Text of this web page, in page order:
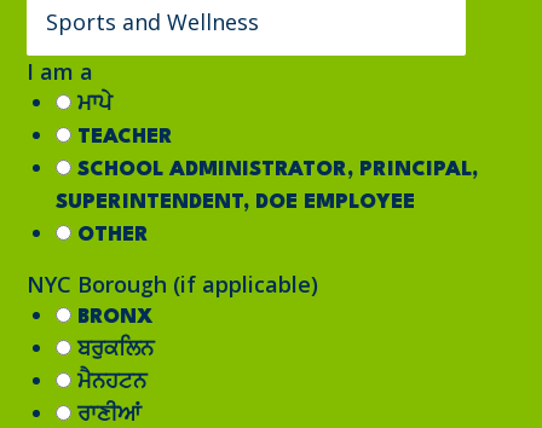
I am a
ਮਾਪੇ
TEACHER
SCHOOL ADMINISTRATOR, PRINCIPAL,
SUPERINTENDENT, DOE EMPLOYEE
OTHER
NYC Borough (if applicable)
BRONX
ਬਰੁਕਲਿਨ
ਮੈਨਹਟਨ
ਰਾਣੀਆਂ